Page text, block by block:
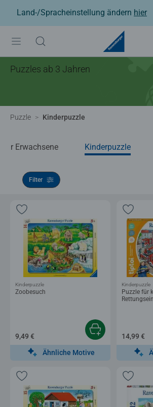
Land-/Spracheinstellung ändern hier
Puzzles ab 3 Jahren
Puzzle Kinderpuzzle
für Erwachsene Kinderpuzzle
Filter
Zoobesuch
Kinderpuzzle
9,49 €
Ähnliche Motive
Puzzle für
Kinderpuzzle
14,99 €